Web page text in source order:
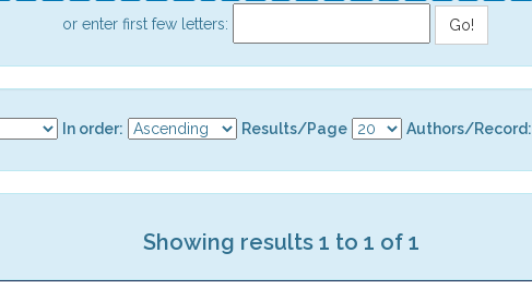
or enter first few letters:
In order: Results/Page Authors/Record:
Showing results 1 to 1 of 1